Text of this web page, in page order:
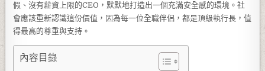
假、沒有薪資上限的CEO，默默地打造出一個充滿安全感的環境。社
會應該重新認識這份價值，因為每一位全職伴侶，都是頂級執行長，值
得最高的尊重與支持。
內容目錄